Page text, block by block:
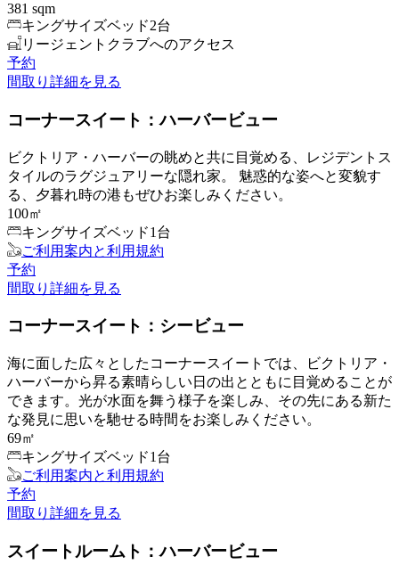
381 sqm
キングサイズベッド2台
リージェントクラブへのアクセス
予約
間取り 詳細を見る
コーナースイート：ハーバービュー
ビクトリア・ハーバーの眺めと共に目覚める、レジデントス
タイルのラグジュアリーな隠れ家。 魅惑的な姿へと変貌す
る、夕暮れ時の港もぜひお楽しみください。
100㎡
キングサイズベッド1台
ご利用案内と利用規約
予約
間取り 詳細を見る
コーナースイート：シービュー
海に面した広々としたコーナースイートでは、ビクトリア・
ハーバーから昇る素晴らしい日の出とともに目覚めることが
できます。光が水面を舞う様子を楽しみ、その先にある新た
な発見に思いを馳せる時間をお楽しみください。
69㎡
キングサイズベッド1台
ご利用案内と利用規約
予約
間取り 詳細を見る
スイートルームト：ハーバービュー